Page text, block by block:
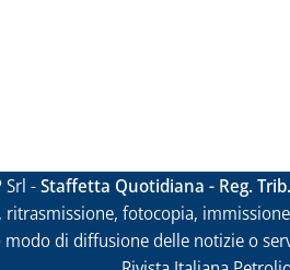
Srl -Staffetta Quotidiana - Reg.
ritrasmissione, fotocopia,
di diffusione delle notizie o